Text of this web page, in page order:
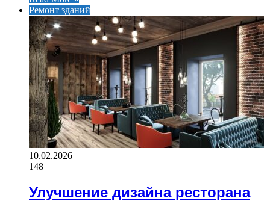
Ремонт зданий
10.02.2026
148
Улучшение дизайна ресторана